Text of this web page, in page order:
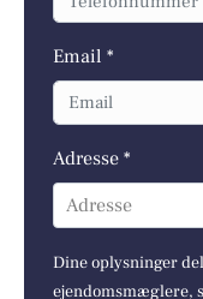
Email *
Adresse *
Adresse
Dine oplysninger
ejendomsmæglere,